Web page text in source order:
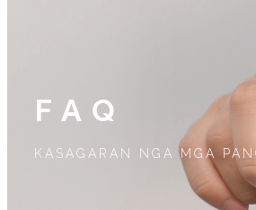
FAQ
KASAGARAN NGA MGA